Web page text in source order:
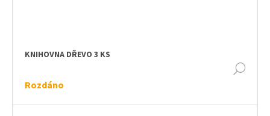
KNIHOVNA DŘEVO 3 KS
Rozdáno